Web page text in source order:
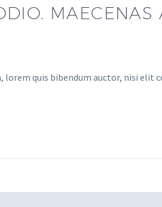
MAECENAS
quis bibendum auctor, nisi elit